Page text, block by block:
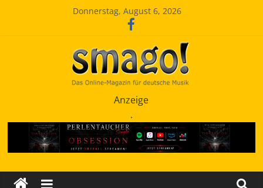
Donnerstag, August 6, 2026
SchlagerMAGazinOnline
Anzeige
.